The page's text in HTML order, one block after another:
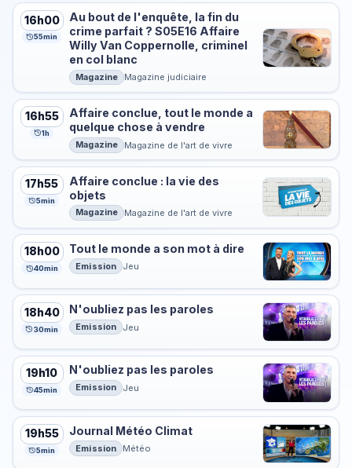
16h00
55min
Au bout de l'enquête, la fin du
crime parfait ? S05E16 Affaire
Willy Van Coppernolle, criminel
en col blanc
Magazine Magazine judiciaire
16h55
1h
Affaire conclue, tout le monde a
quelque chose à vendre
Magazine Magazine de l'art de vivre
17h55
5min
Affaire conclue : la vie des
objets
Magazine Magazine de l'art de vivre
18h00
40min
Tout le monde a son mot à dire
Emission Jeu
18h40
30min
N'oubliez pas les paroles
Emission Jeu
19h10
45min
N'oubliez pas les paroles
Emission Jeu
19h55
5min
Journal Météo Climat
Emission Météo